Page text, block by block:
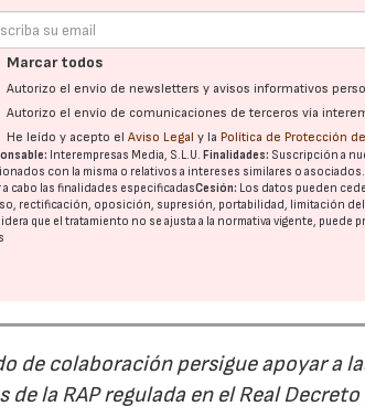
Marcar todos
Autorizo el envío de newsletters y avisos informativos
Autorizo el envío de comunicaciones de terceros vía
He leído y acepto elAviso Legal y la Política de Protección
Interempresas Media, S.L.U. Finalidades: Suscripción a
con la misma o relativos a intereses similares o asociados.
a cabo las finalidades especificadasCesión: Los datos pueden
rectificación, oposición, supresión, portabilidad, limitación
que el tratamiento no se ajusta a la normativa vigente, puede
de colaboración persigue apoyar a
de la RAP regulada en el Real